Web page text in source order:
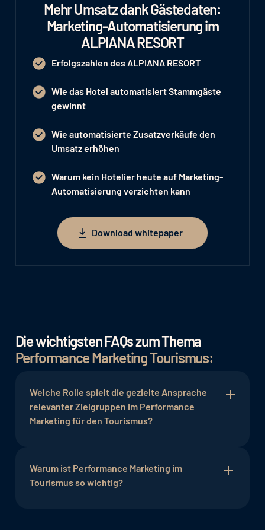
Mehr Umsatz dank Gästedaten:
Marketing-Automatisierung im
ALPIANA RESORT
Erfolgszahlen des ALPIANA RESORT
Wie das Hotel automatisiert Stammgäste
gewinnt
Wie automatisierte Zusatzverkäufe den
Umsatz erhöhen
Warum kein Hotelier heute auf Marketing-
Automatisierung verzichten kann
Download whitepaper
Download whitepaper
Die wichtigsten FAQs zum Thema
Performance Marketing Tourismus:
Welche Rolle spielt die gezielte Ansprache
relevanter Zielgruppen im Performance
Marketing für den Tourismus?
erhöht die Relevanz von Marketingbotschaften,
was wiederum die Erfolgschancen von
Warum ist Performance Marketing im
Tourismus so wichtig?